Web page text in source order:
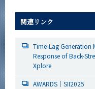
関連リンク
Time-Lag Generation
Response of Back-
Xplore
AWARDS｜SII2025